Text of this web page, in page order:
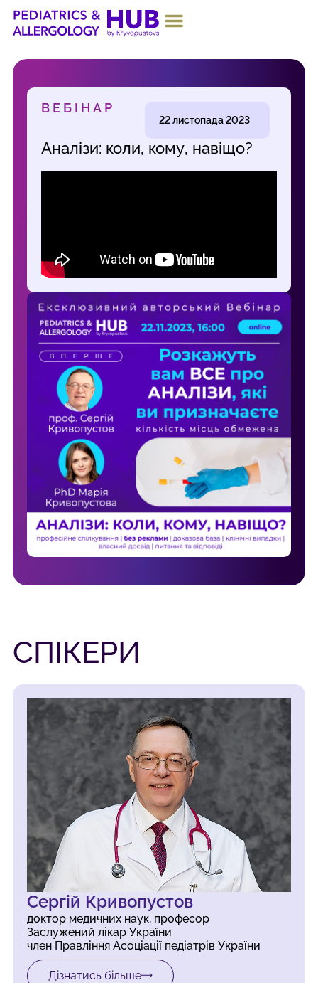
ВЕБІНАР
22 листопада 2023
Аналізи: коли, кому, навіщо?
СПІКЕРИ
Сергій Кривопустов
доктор медичних наук, професор
Заслужений лікар України
член Правління Асоціації педіатрів України
Дізнатись більше